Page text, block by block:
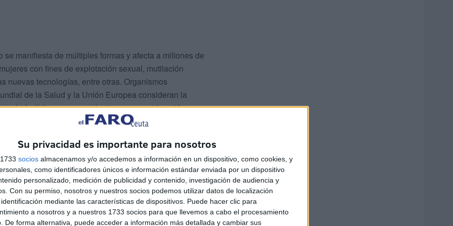
Su privacidad es importante para nosotros
socios almacenamos y/o accedemos a información en un dispositivo, como cookies, y
como identificadores únicos e información estándar enviada por un dispositivo
personalizado, medición de publicidad y contenido, investigación de audiencia y
Con su permiso, nosotros y nuestros socios podemos utilizar datos de localización
mediante las características de dispositivos. Puede hacer clic para
a nosotros y a nuestros 1733 socios para que llevemos a cabo el procesamiento
De forma alternativa, puede acceder a información más detallada y cambiar sus
manifiesta de múltiples formas y afecta a millones de
con fines de explotación sexual, mutilación
nuevas tecnologías, entre otras. Organismos
de la Salud y la Unión Europea consideran la
salud pública y una pandemia, una consideración que
la elevada tasa de violencias existentes hoy en día
más habituales y ocultas, afectando de manera
trata de un problema que se asienta en una cultura
debe ser transformada ya que inflinge no solo un daño
de las mujeres, niñas y también niños que reciben
la libertad y libre elección.